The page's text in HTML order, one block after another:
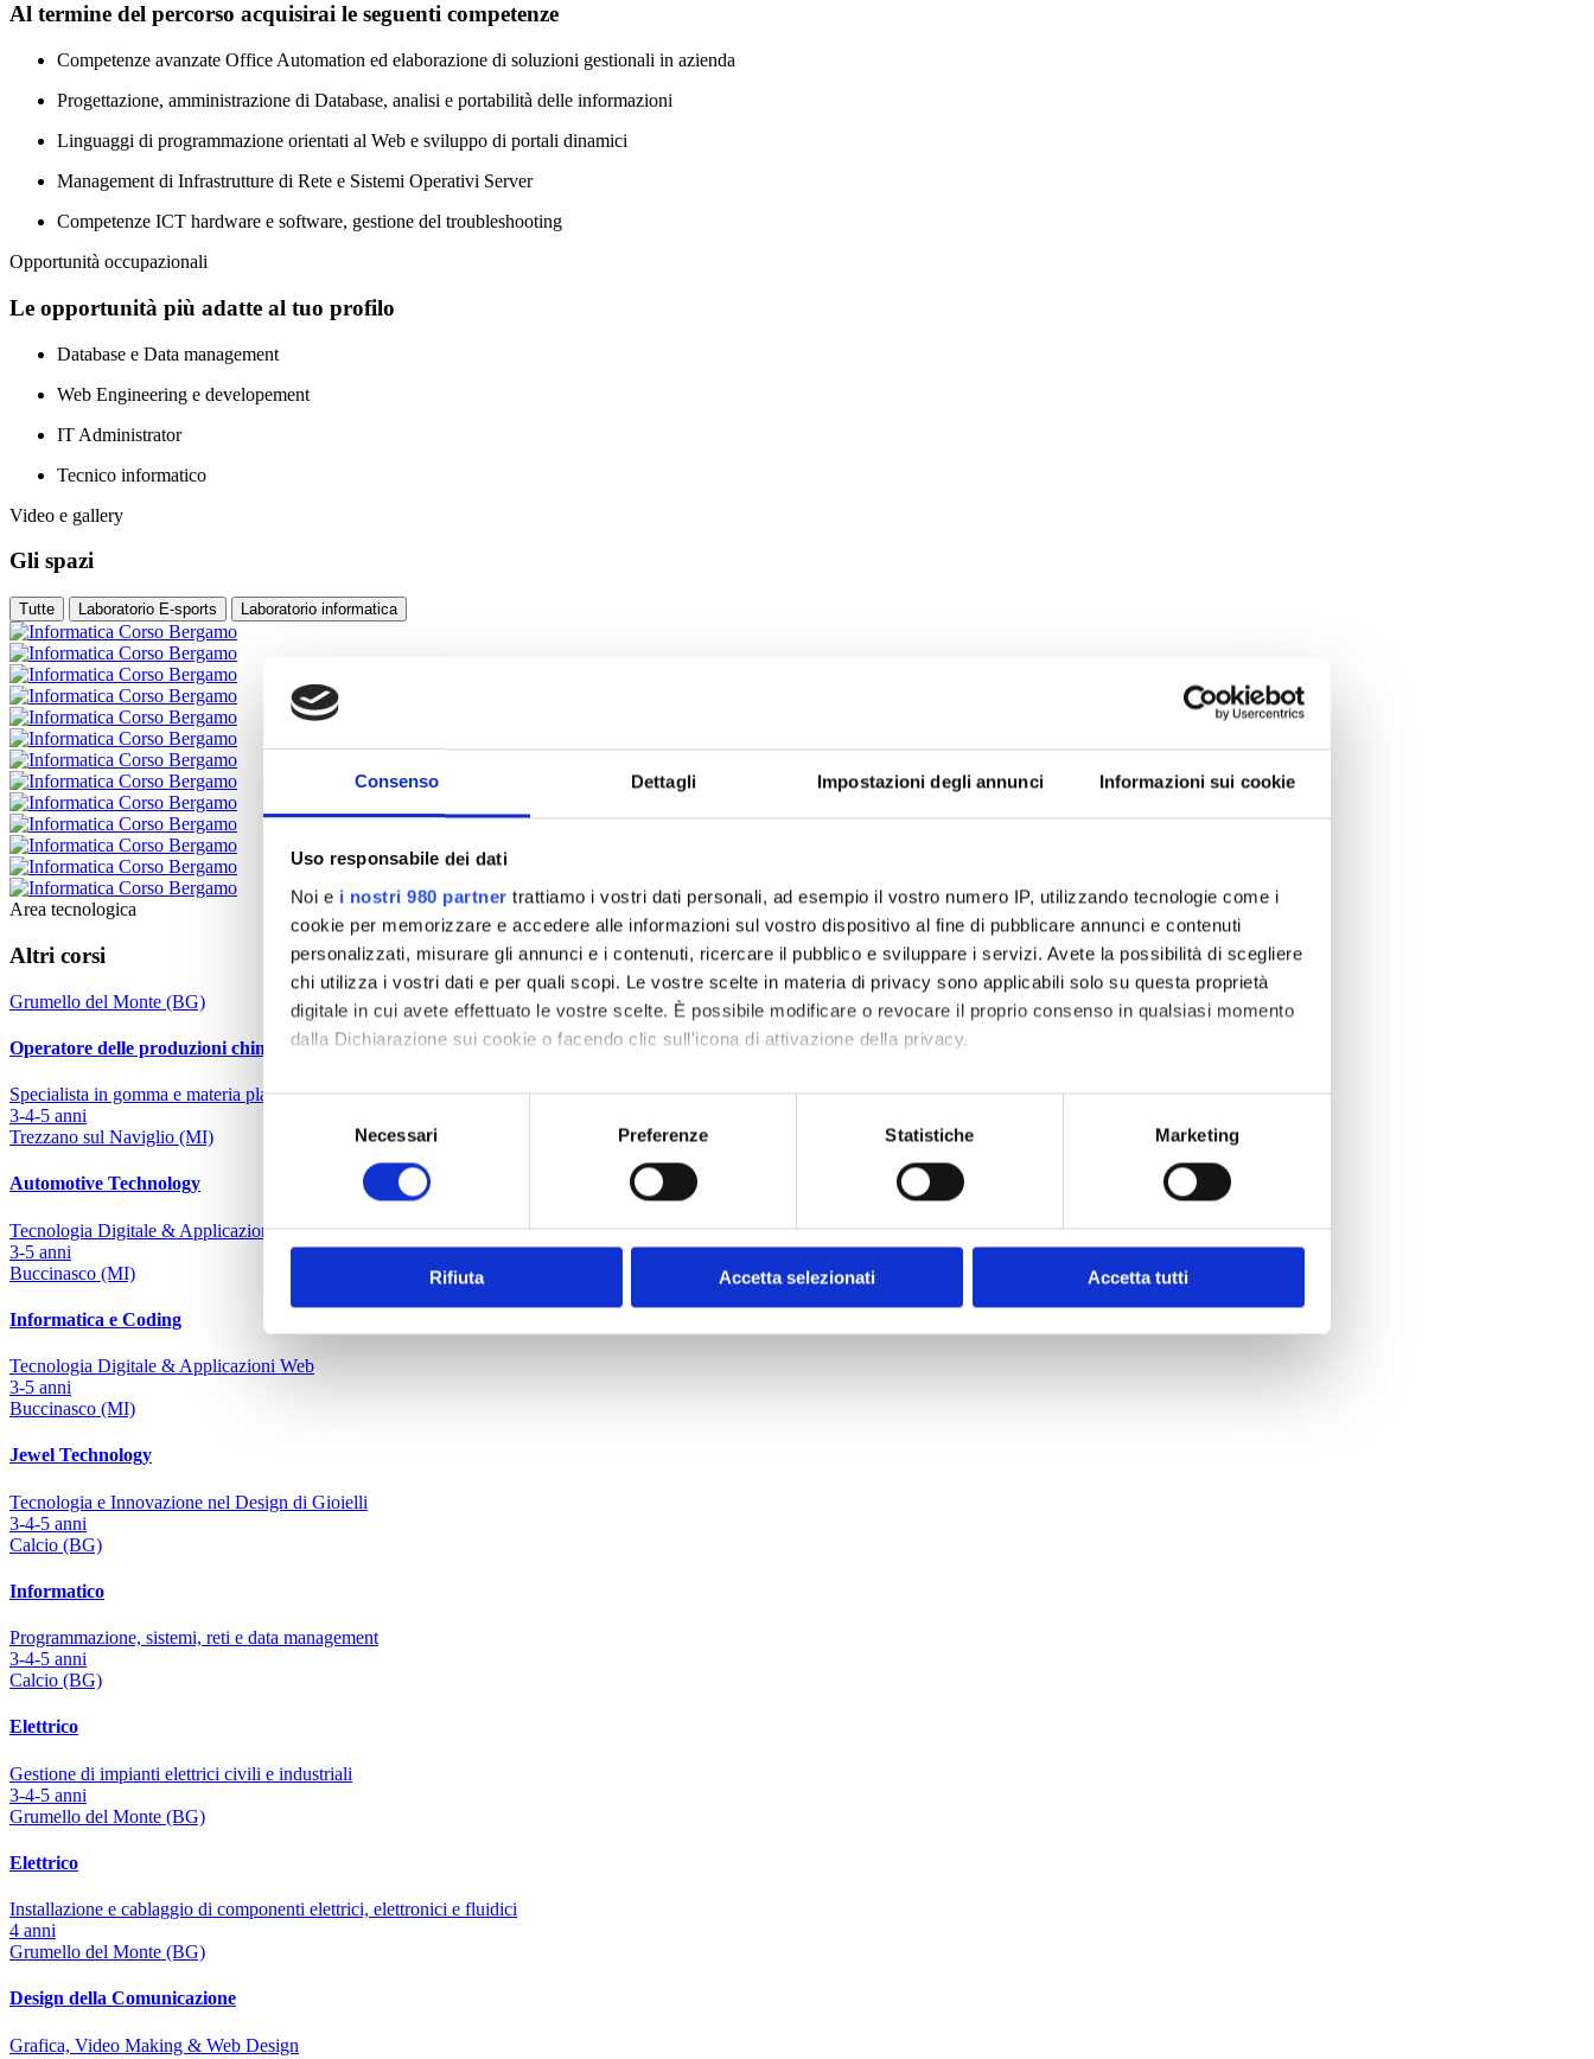
Consenso Dettagli Impostazioni degli annunci Informazioni sui cookie
Uso responsabile dei dati
Noi e i nostri 980 partner trattiamo i vostri dati personali, ad esempio il vostro numero IP, utilizzando tecnologie come i
cookie per memorizzare e accedere alle informazioni sul vostro dispositivo al fine di pubblicare annunci e contenuti
personalizzati, misurare gli annunci e i contenuti, ricercare il pubblico e sviluppare i servizi. Avete la possibilità di scegliere
chi utilizza i vostri dati e per quali scopi. Le vostre scelte in materia di privacy sono applicabili solo su questa proprietà
digitale in cui avete effettuato le vostre scelte. È possibile modificare o revocare il proprio consenso in qualsiasi momento
dalla Dichiarazione sui cookie o facendo clic sull'icona di attivazione della privacy.
Approfondisci come vengono elaborati i tuoi dati personali e imposta le tue preferenze nellasezione dettagli. Puoi
modificare o ritirare il tuo consenso in qualsiasi momento dalla Dichiarazione sui cookie.
Utilizziamo i cookie per personalizzare contenuti ed annunci, per fornire funzionalità dei social media e per analizzare il
che hanno raccolto dal tuo utilizzo dei loro servizi.
Selezione
Necessari Preferenze Statistiche Marketing
Rifiuta Accetta selezionati Accetta tutti
Al termine del percorso acquisirai le seguenti competenze
Competenze avanzate Office Automation ed elaborazione di soluzioni gestionali in azienda
Progettazione, amministrazione di Database, analisi e portabilità delle informazioni
Linguaggi di programmazione orientati al Web e sviluppo di portali dinamici
Management di Infrastrutture di Rete e Sistemi Operativi Server
Competenze ICT hardware e software, gestione del troubleshooting
Opportunità occupazionali
Le opportunità più adatte al tuo profilo
Database e Data management
Web Engineering e developement
IT Administrator
Tecnico informatico
Video e gallery
Gli spazi
Tutte Laboratorio E-sports Laboratorio informatica
Area tecnologica
Altri corsi
Grumello del Monte (BG)
Operatore delle produzioni chimiche
Specialista in gomma e materia plastica
3-4-5 anni
Trezzano sul Naviglio (MI)
Automotive Technology
Tecnologia Digitale & Applicazioni Web
3-5 anni
Buccinasco (MI)
Informatica e Coding
Tecnologia Digitale & Applicazioni Web
3-5 anni
Buccinasco (MI)
Jewel Technology
Tecnologia e Innovazione nel Design di Gioielli
3-4-5 anni
Calcio (BG)
Informatico
Programmazione, sistemi, reti e data management
3-4-5 anni
Calcio (BG)
Elettrico
Gestione di impianti elettrici civili e industriali
3-4-5 anni
Grumello del Monte (BG)
Elettrico
Installazione e cablaggio di componenti elettrici, elettronici e fluidici
4 anni
Grumello del Monte (BG)
Design della Comunicazione
Grafica, Video Making & Web Design